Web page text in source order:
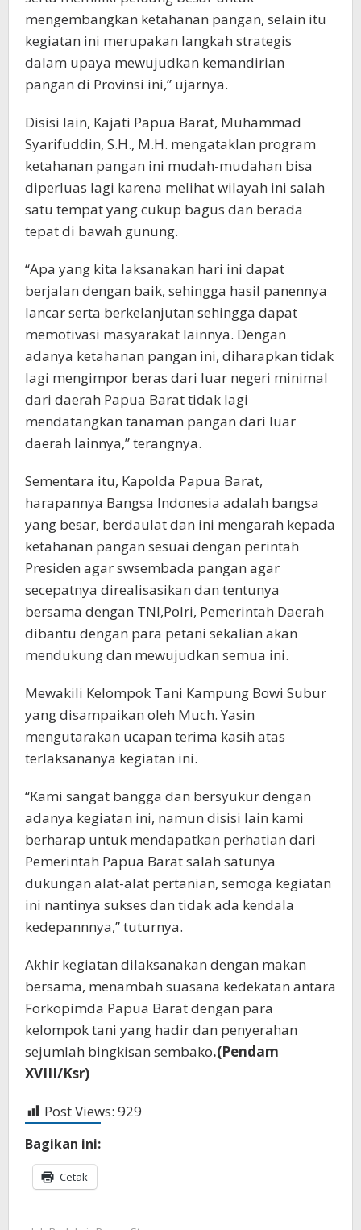
mengembangkan ketahanan pangan, selain itu
kegiatan ini merupakan langkah strategis
dalam upaya mewujudkan kemandirian
pangan di Provinsi ini,” ujarnya.
Disisi lain, Kajati Papua Barat, Muhammad
Syarifuddin, S.H., M.H. mengataklan program
ketahanan pangan ini mudah-mudahan bisa
diperluas lagi karena melihat wilayah ini salah
satu tempat yang cukup bagus dan berada
tepat di bawah gunung.
“Apa yang kita laksanakan hari ini dapat
berjalan dengan baik, sehingga hasil panennya
lancar serta berkelanjutan sehingga dapat
memotivasi masyarakat lainnya. Dengan
adanya ketahanan pangan ini, diharapkan tidak
lagi mengimpor beras dari luar negeri minimal
dari daerah Papua Barat tidak lagi
mendatangkan tanaman pangan dari luar
daerah lainnya,” terangnya.
Sementara itu, Kapolda Papua Barat,
harapannya Bangsa Indonesia adalah bangsa
yang besar, berdaulat dan ini mengarah kepada
ketahanan pangan sesuai dengan perintah
Presiden agar swsembada pangan agar
secepatnya direalisasikan dan tentunya
bersama dengan TNI,Polri, Pemerintah Daerah
dibantu dengan para petani sekalian akan
mendukung dan mewujudkan semua ini.
Mewakili Kelompok Tani Kampung Bowi Subur
yang disampaikan oleh Much. Yasin
mengutarakan ucapan terima kasih atas
terlaksananya kegiatan ini.
“Kami sangat bangga dan bersyukur dengan
adanya kegiatan ini, namun disisi lain kami
berharap untuk mendapatkan perhatian dari
Pemerintah Papua Barat salah satunya
dukungan alat-alat pertanian, semoga kegiatan
ini nantinya sukses dan tidak ada kendala
kedepannnya,” tuturnya.
Akhir kegiatan dilaksanakan dengan makan
bersama, menambah suasana kedekatan antara
Forkopimda Papua Barat dengan para
kelompok tani yang hadir dan penyerahan
sejumlah bingkisan sembako.(Pendam
XVIII/Ksr)
Post Views: 929
Bagikan ini:
Cetak